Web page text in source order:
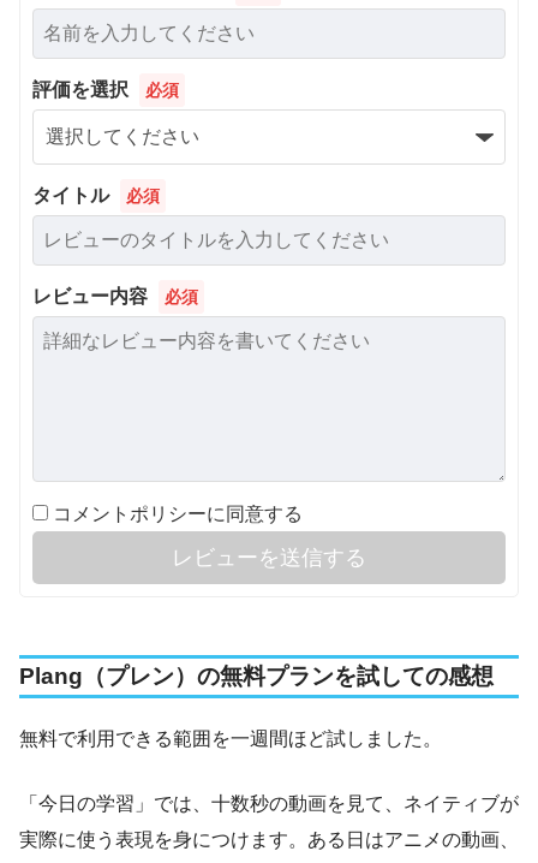
評価を選択 必須
タイトル 必須
レビュー内容 必須
コメントポリシーに同意する
レビューを送信する
Plang（プレン）の無料プランを試しての感想
無料で利用できる範囲を一週間ほど試しました。
「今日の学習」では、十数秒の動画を見て、ネイティブが
実際に使う表現を身につけます。ある日はアニメの動画、